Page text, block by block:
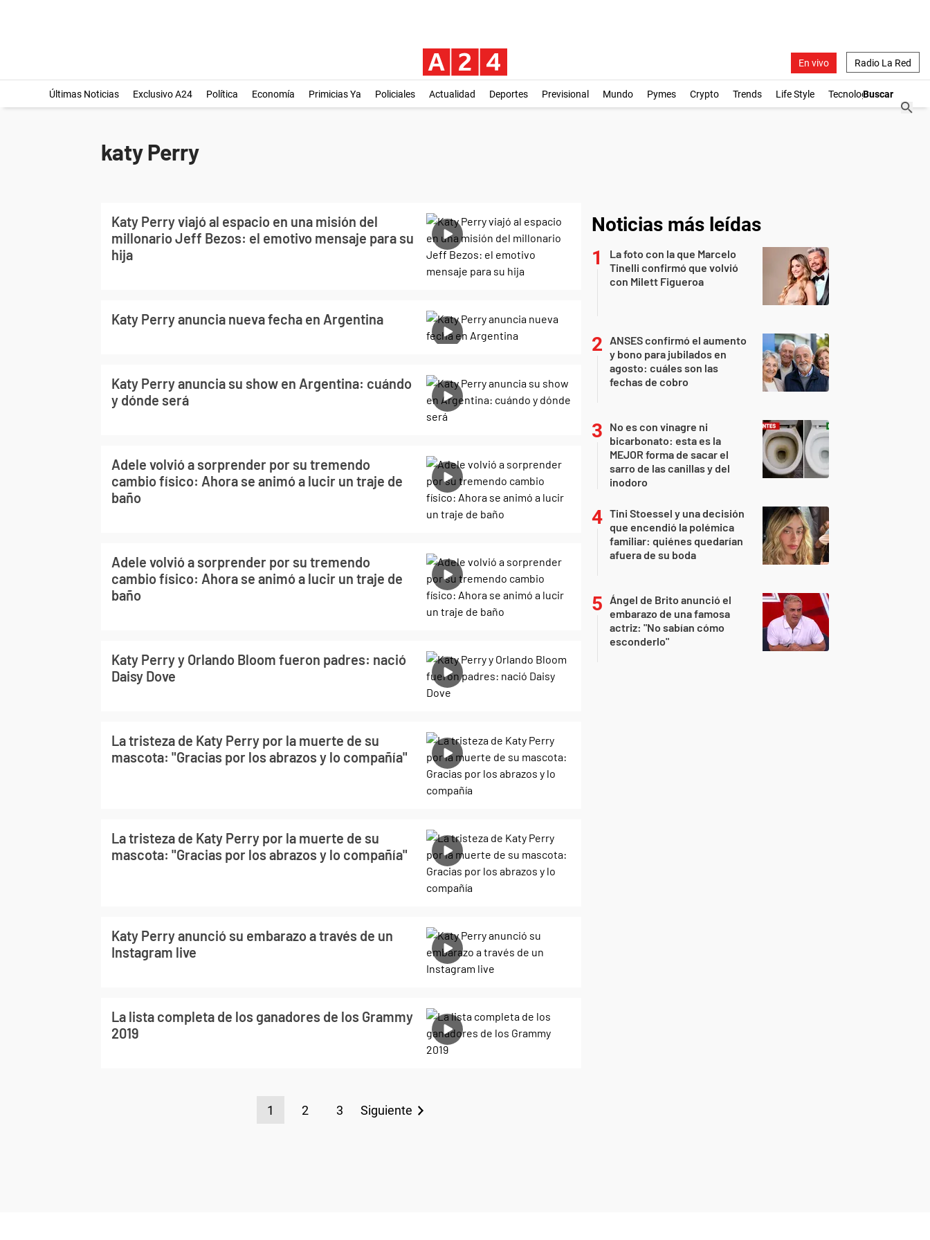
En vivo Radio La Red
Últimas Noticias Exclusivo A24 Política Economía Primicias Ya Policiales Actualidad Deportes Previsional Mundo Pymes Crypto Trends Life Style Tecnología
katy Perry
Katy Perry viajó al espacio en una misión del
millonario Jeff Bezos: el emotivo mensaje para su
hija
Katy Perry anuncia nueva fecha en Argentina
Katy Perry anuncia su show en Argentina: cuándo
y dónde será
Adele volvió a sorprender por su tremendo
cambio físico: Ahora se animó a lucir un traje de
baño
Adele volvió a sorprender por su tremendo
cambio físico: Ahora se animó a lucir un traje de
baño
Katy Perry y Orlando Bloom fueron padres: nació
Daisy Dove
La tristeza de Katy Perry por la muerte de su
mascota: "Gracias por los abrazos y lo compañía"
La tristeza de Katy Perry por la muerte de su
mascota: "Gracias por los abrazos y lo compañía"
Katy Perry anunció su embarazo a través de un
Instagram live
La lista completa de los ganadores de los Grammy
2019
1 2 3 Siguiente
Noticias más leídas
La foto con la que Marcelo
Tinelli confirmó que volvió
con Milett Figueroa
ANSES confirmó el aumento
y bono para jubilados en
agosto: cuáles son las
fechas de cobro
No es con vinagre ni
bicarbonato: esta es la
MEJOR forma de sacar el
sarro de las canillas y del
inodoro
Tini Stoessel y una decisión
que encendió la polémica
familiar: quiénes quedarían
afuera de su boda
Ángel de Brito anunció el
embarazo de una famosa
actriz: "No sabían cómo
esconderlo"